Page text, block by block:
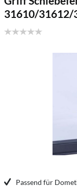
31610/
Passend für